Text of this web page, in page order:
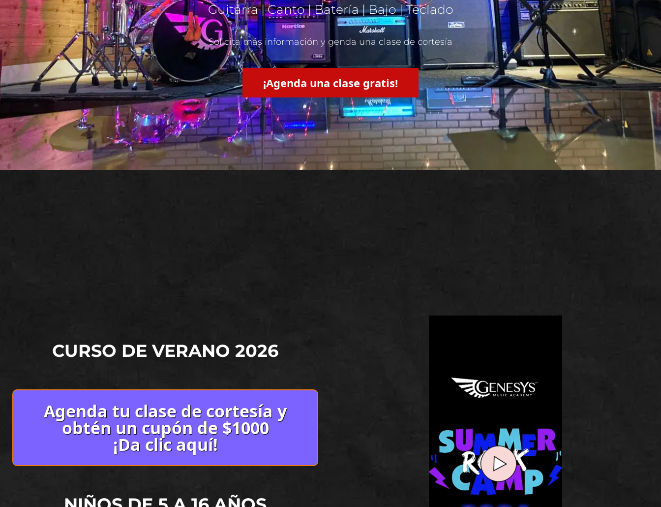
Guitarra | Canto | Batería | Bajo | Teclado
Solicita más información y genda una clase de cortesía
¡Agenda una clase gratis!
CURSO DE VERANO 2026
Agenda tu clase de cortesía y
obtén un cupón de $1000
¡Da clic aquí!